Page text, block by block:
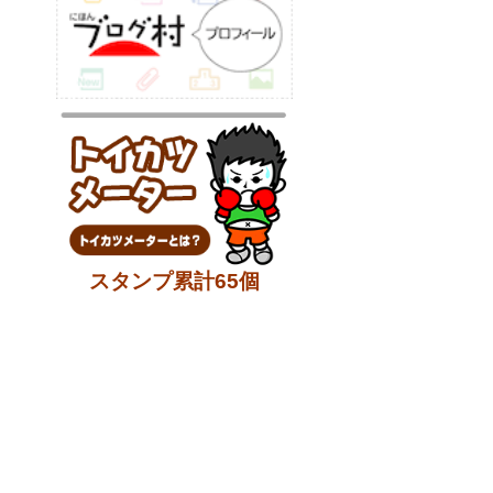
スタンプ累計65個